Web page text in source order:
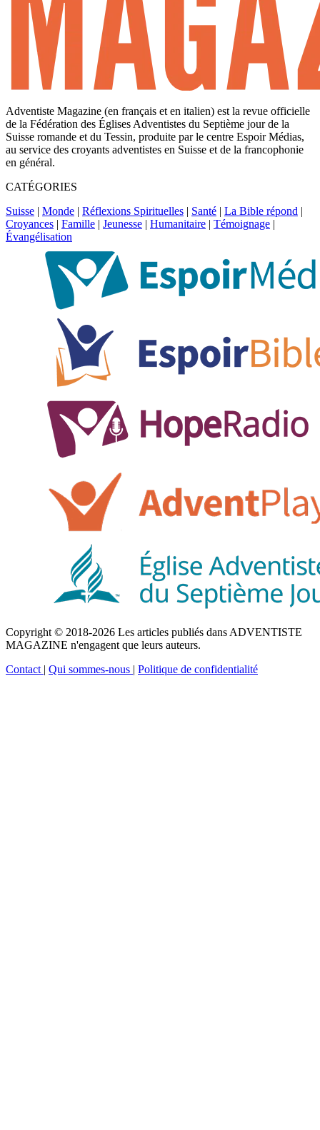
Adventiste Magazine (en français et en italien) est la revue officielle
de la Fédération des Églises Adventistes du Septième jour de la
Suisse romande et du Tessin, produite par le centre Espoir Médias,
au service des croyants adventistes en Suisse et de la francophonie
en général.
CATÉGORIES
Suisse | Monde | Réflexions Spirituelles | Santé | La Bible répond |
Croyances | Famille | Jeunesse | Humanitaire | Témoignage |
Évangélisation
Copyright © 2018-2026 Les articles publiés dans ADVENTISTE
MAGAZINE n'engagent que leurs auteurs.
Contact | Qui sommes-nous | Politique de confidentialité